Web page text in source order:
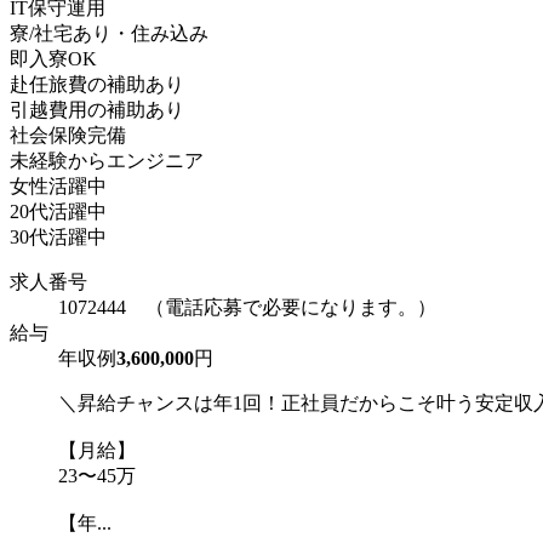
IT保守運用
寮/社宅あり・住み込み
即入寮OK
赴任旅費の補助あり
引越費用の補助あり
社会保険完備
未経験からエンジニア
女性活躍中
20代活躍中
30代活躍中
求人番号
1072444 （電話応募で必要になります。）
給与
年収例3,600,000円
＼昇給チャンスは年1回！正社員だからこそ叶う安定
【月給】
23〜45万
【年...